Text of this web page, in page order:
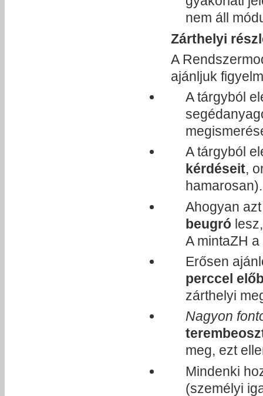
nem áll
Zárthelyi
A
ajánljuk
A tárgyból
A tárgyból
kérdéseit,
hamarosan).
Ahogyan
beugró
A mintaZH
Erősen
perccel
zárthelyi
Nagyon
meg, ezt
Mindenki
(személyi